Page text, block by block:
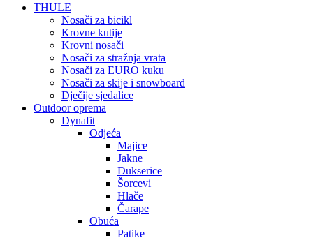
THULE
Nosači za bicikl
Krovne kutije
Krovni nosači
Nosači za stražnja vrata
Nosači za EURO kuku
Nosači za skije i snowboard
Dječije sjedalice
Outdoor oprema
Dynafit
Odjeća
Majice
Jakne
Dukserice
Šorcevi
Hlače
Čarape
Obuća
Patike